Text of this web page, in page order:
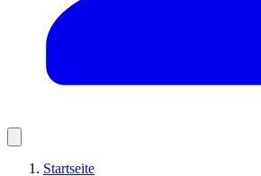
Startseite